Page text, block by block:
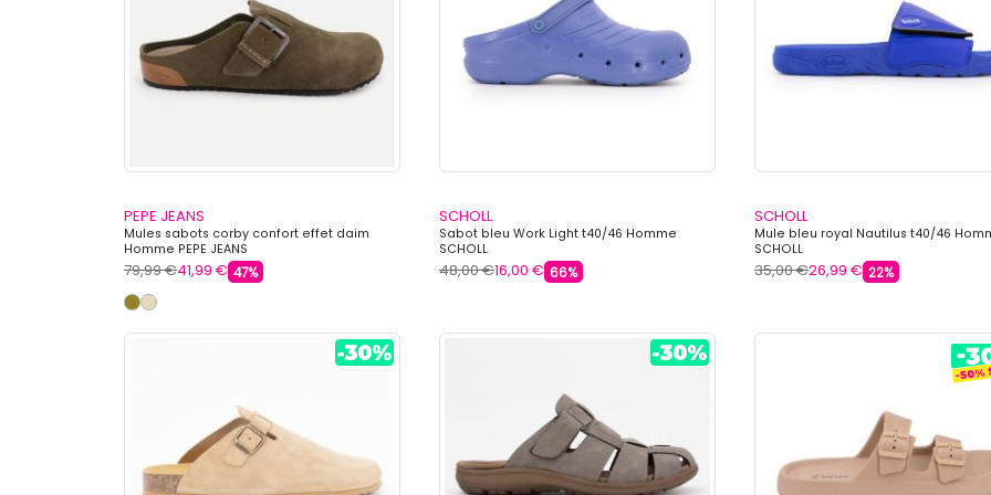
PEPE JEANS
Mules sabots corby confort effet daim
Homme PEPE JEANS
79,99 €41,99 € 47%
SCHOLL
Sabot bleu Work Light t40/46 Homme
SCHOLL
48,00 €16,00 € 66%
SCHOLL
Mule bleu royal Nautilus t40/46
SCHOLL
35,00 €26,99 € 22%